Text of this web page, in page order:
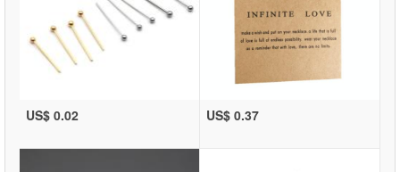
US$ 0.02 US$ 0.37